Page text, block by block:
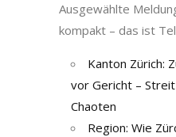
Ausgewählte
kompakt – das ist
Kanton Zürich:
vor Gericht –
Chaoten
Region: Wie